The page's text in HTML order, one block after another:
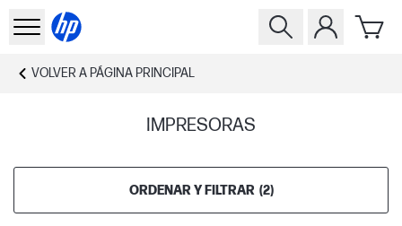
VOLVER A PÁGINA PRINCIPAL
IMPRESORAS
ORDENAR Y FILTRAR (2)